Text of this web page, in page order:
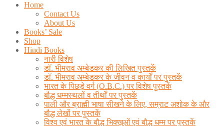
Home
Contact Us
About Us
Books’ Sale
Shop
Hindi Books
नारी विशेष
डॉ. भीमराव अम्बेडकर की लिखित पुस्तकें
डॉ. भीमराव अम्बेडकर के जीवन व कार्यों पर पुस्तकें
भारत के पिछड़े वर्ग (O.B.C.) पर विशेष पुस्तकें
बौद्ध धम्मस्थलों व तीर्थों पर पुस्तकें
पाली और ब्राह्मी भाषा सीखने के लिए, सम्राट अशोक के और
बौद्ध लेखों पर पुस्तकें
विश्व एवं भारत के बौद्ध भिक्खुओं एवं बौद्ध धम्म पर पुस्तकें